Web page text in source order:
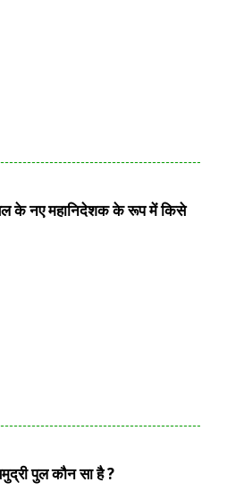
के नए महानिदेशक के रूप में किसे
पुल कौन सा है ?